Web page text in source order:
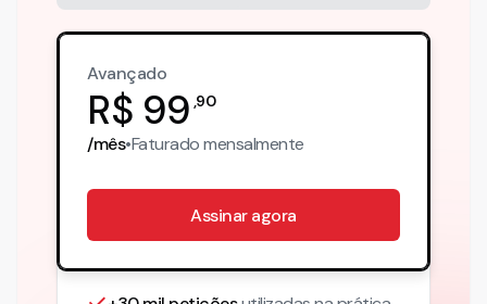
Avançado
R$ 99 ,90
/mês•Faturadomensalmente
Assinar agora